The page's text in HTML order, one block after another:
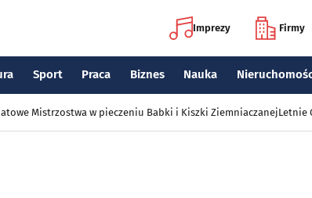
Imprezy Firmy
Sport Praca Biznes Nauka
Mistrzostwa w pieczeniu Babki i Kiszki ZiemniaczanejLetnie